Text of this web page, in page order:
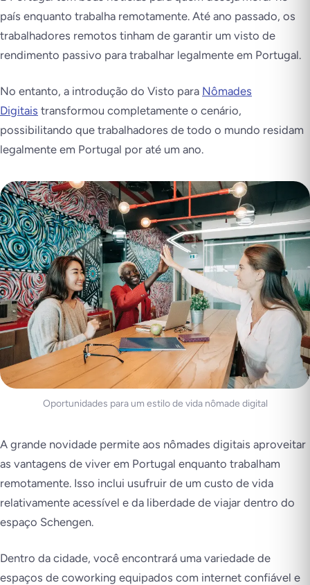
país enquanto trabalha remotamente. Até ano passado, os
trabalhadores remotos tinham de garantir um visto de
rendimento passivo para trabalhar legalmente em Portugal.
No entanto, a introdução do Visto para Nômades
Digitais transformou completamente o cenário,
possibilitando que trabalhadores de todo o mundo residam
legalmente em Portugal por até um ano.
Oportunidades para um estilo de vida nômade digital
A grande novidade permite aos nômades digitais aproveitar
as vantagens de viver em Portugal enquanto trabalham
remotamente. Isso inclui usufruir de um custo de vida
relativamente acessível e da liberdade de viajar dentro do
espaço Schengen.
Dentro da cidade, você encontrará uma variedade de
espaços de coworking equipados com internet confiável e